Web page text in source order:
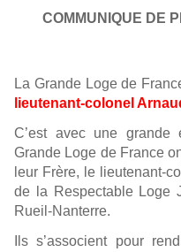
COMMUNIQUE DE
La Grande Loge de
lieutenant-colonel
C’est avec une grande
Grande Loge de France
leur Frère, le lieutenant-
de la Respectable Loge
Rueil-Nanterre.
Ils s’associent pour